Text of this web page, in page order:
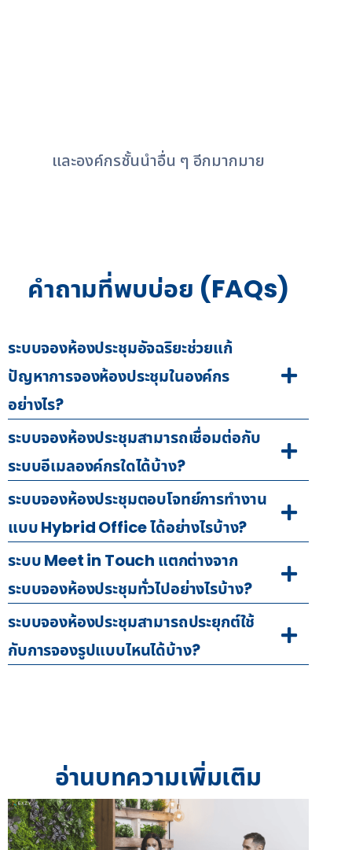
และองค์กรชั้นนำอื่น ๆ อีกมากมาย
คำถามที่พบบ่อย (FAQs)
ระบบจองห้องประชุมอัจฉริยะช่วยแก้
ปัญหาการจองห้องประชุมในองค์กร
อย่างไร?
ระบบจองห้องประชุมสามารถเชื่อมต่อกับ
ระบบอีเมลองค์กรใดได้บ้าง?
ระบบจองห้องประชุมตอบโจทย์การทำงาน
แบบ Hybrid Office ได้อย่างไรบ้าง?
ระบบ Meet in Touch แตกต่างจาก
ระบบจองห้องประชุมทั่วไปอย่างไรบ้าง?
ระบบจองห้องประชุมสามารถประยุกต์ใช้
กับการจองรูปแบบไหนได้บ้าง?
อ่านบทความเพิ่มเติม